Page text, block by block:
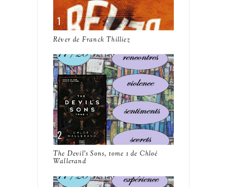
Rêver de Franck Thilliez
The Devil's Sons, tome 1 de Chloé
Wallerand